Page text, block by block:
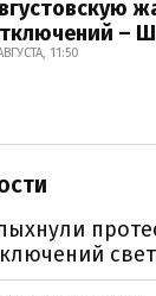
–
11:50